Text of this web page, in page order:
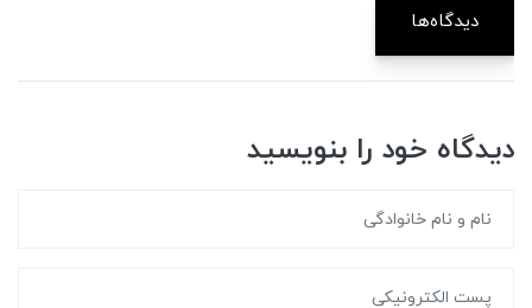
دیدگاه‌ها
دیدگاه خود را بنویسید